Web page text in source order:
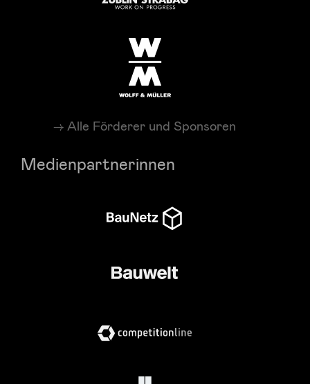
Alle Förderer und Sponsoren
Medienpartnerinnen